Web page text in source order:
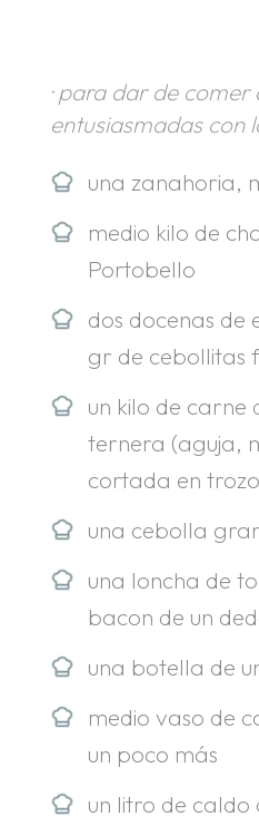
· para dar de
entusiasmadas con
una zanahoria,
medio kilo de
Portobello
dos docenas de
gr de cebollitas
un kilo de carne
ternera (aguja,
cortada en
una cebolla
una loncha de
bacon de un
una botella de
medio vaso de
un poco más
un litro de caldo